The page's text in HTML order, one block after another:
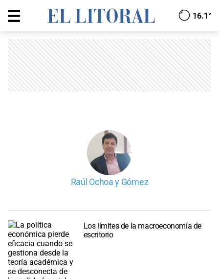
16.1°
Raúl Ochoa y Gómez
Los límites de la macroeconomía de
escritorio